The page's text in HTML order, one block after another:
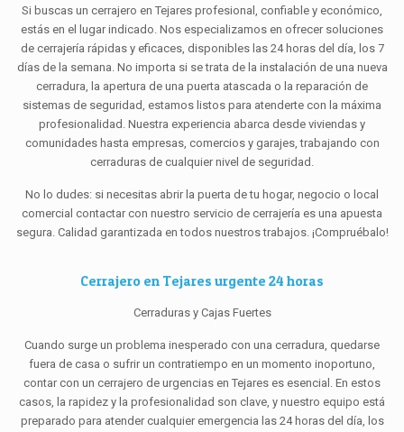
Si buscas un cerrajero en Tejares profesional, confiable y económico,
estás en el lugar indicado. Nos especializamos en ofrecer soluciones
de cerrajería rápidas y eficaces, disponibles las 24 horas del día, los 7
días de la semana. No importa si se trata de la instalación de una nueva
cerradura, la apertura de una puerta atascada o la reparación de
sistemas de seguridad, estamos listos para atenderte con la máxima
profesionalidad. Nuestra experiencia abarca desde viviendas y
comunidades hasta empresas, comercios y garajes, trabajando con
cerraduras de cualquier nivel de seguridad.
No lo dudes: si necesitas abrir la puerta de tu hogar, negocio o local
comercial contactar con nuestro servicio de cerrajería es una apuesta
segura. Calidad garantizada en todos nuestros trabajos. ¡Compruébalo!
Cerrajero en Tejares urgente 24 horas
Cerraduras y Cajas Fuertes
Cuando surge un problema inesperado con una cerradura, quedarse
fuera de casa o sufrir un contratiempo en un momento inoportuno,
contar con un cerrajero de urgencias en Tejares es esencial. En estos
casos, la rapidez y la profesionalidad son clave, y nuestro equipo está
preparado para atender cualquier emergencia las 24 horas del día, los